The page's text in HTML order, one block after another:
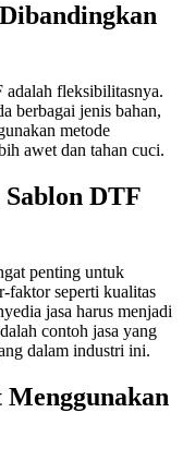
adalah fleksibilitasnya.
berbagai jenis bahan,
metode
awet dan tahan cuci.
DTF
penting untuk
faktor seperti kualitas
jasa harus menjadi
contoh jasa yang
dalam industri ini.